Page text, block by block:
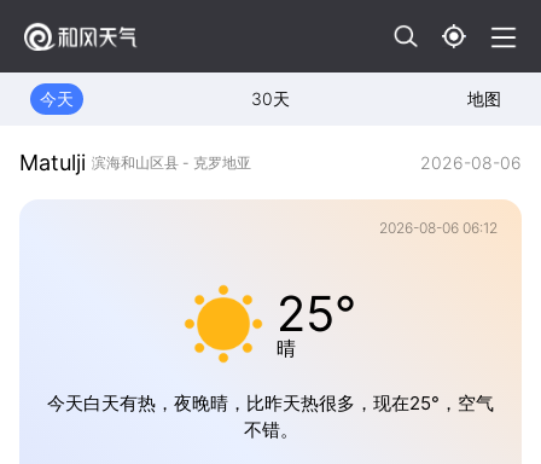
今天 30天 地图
Matulji 滨海和山区县 - 克罗地亚 2026-08-06
2026-08-06 06:12
25°
晴
今天白天有热，夜晚晴，比昨天热很多，现在25°，空气
不错。